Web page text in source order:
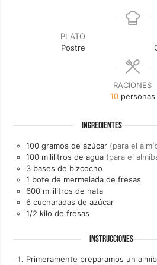
PLATO
Postre
RACIONES
10 personas
INGREDIENTES
100 gramos de azúcar (para el
100 mililitros de agua (para el
3 bases de bizcocho
1 bote de mermelada de fresas
600 mililitros de nata
6 cucharadas de azúcar
1/2 kilo de fresas
INSTRUCCIONES
Primeramente preparamos un